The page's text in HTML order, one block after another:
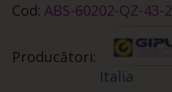
Cod: ABS-60202-QZ-43-2
Producători:
Italia